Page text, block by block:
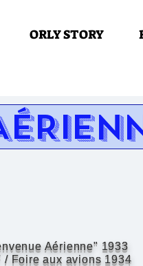
ORLY STORY
Aérienne" 1933
/ Foire aux avions 1934